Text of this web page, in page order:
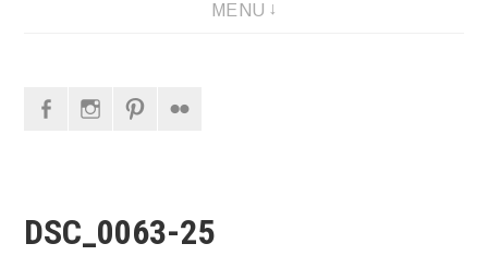
MENU
FacebookInstagram
DSC_0063-25